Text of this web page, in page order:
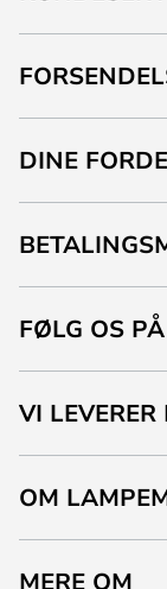
DINE
FØLG OS PÅ
VI LEVERER
OM
MERE OM